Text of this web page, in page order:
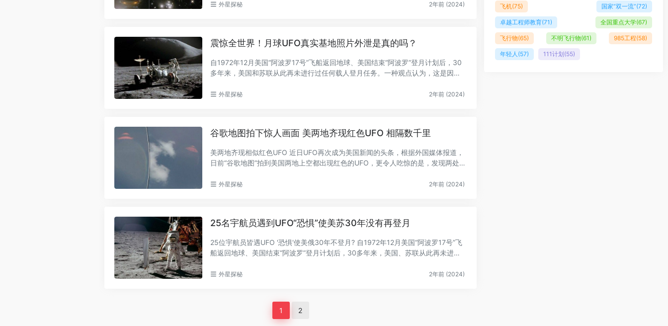
外星探秘 2年前 (2024)
震惊全世界！月球UFO真实基地照片外泄是真的吗？
自1972年12月美国“阿波罗17号”飞船返回地球、美国结束“阿波罗”登月计划后，30
多年来，美国和苏联从此再未进行过任何载人登月任务。一种观点认为，这是因为
外星探秘 2年前 (2024)
谷歌地图拍下惊人画面 美两地齐现红色UFO 相隔数千里
美两地齐现相似红色UFO 近日UFO再次成为美国新闻的头条，根据外国媒体报道，
日前“谷歌地图”拍到美国两地上空都出现红色的UFO，更令人吃惊的是，发现两处U
外星探秘 2年前 (2024)
25名宇航员遇到UFO“恐惧”使美苏30年没有再登月
25位宇航员皆遇UFO '恐惧'使美俄30年不登月? 自1972年12月美国“阿波罗17号”飞
船返回地球、美国结束“阿波罗”登月计划后，30多年来，美国、苏联从此再未进行
外星探秘 2年前 (2024)
1 2
飞机(75) 国家“双一流”(72)
卓越工程师教育(71) 全国重点大学(67)
飞行物(65) 不明飞行物(61) 985工程(58)
年轻人 (57) 111计划(55)